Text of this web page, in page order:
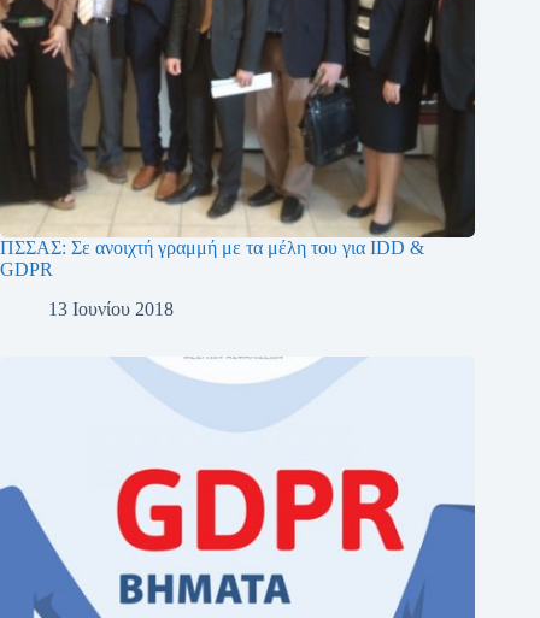
ΠΣΣΑΣ: Σε ανοιχτή γραμμή με τα μέλη του για IDD &
GDPR
13 Ιουνίου 2018